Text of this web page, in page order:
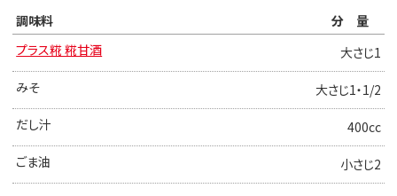
調味料
分量
プラス糀 糀甘酒
大さじ1
みそ
大さじ1・1/2
だし汁
400cc
ごま油
小さじ2